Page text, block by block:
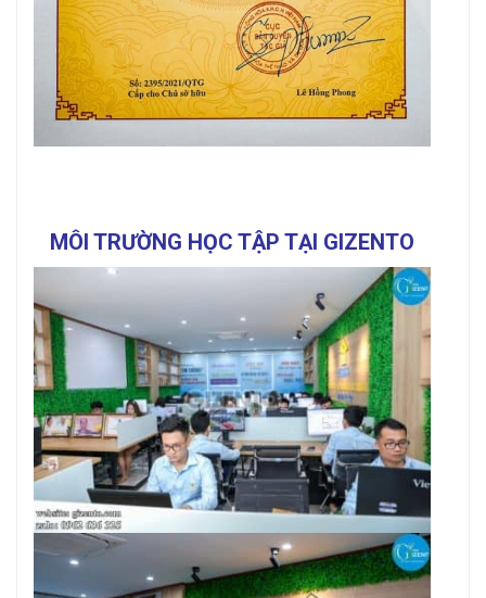
MÔI TRƯỜNG HỌC TẬP TẠI GIZENTO